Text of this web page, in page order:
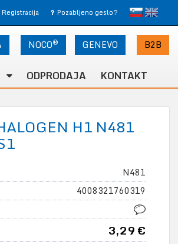
slovensko
English
Registracija Pozabljeno geslo?
NOCO® GENEVO B2B
ODPRODAJA KONTAKT
H1 N481
N481
4008321760319
3,29 €